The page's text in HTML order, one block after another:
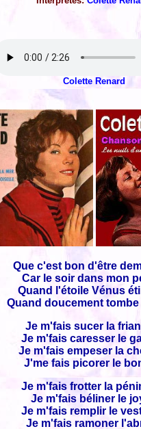
Colette Renard
Que c'est bon d'être
Car le soir dans mon
Quand l'étoile Vénus
Quand doucement tombe
Je m'fais sucer la
Je m'fais caresser le
Je m'fais empeser la
J'me fais picorer le
Je m'fais frotter la
Je m'fais béliner le
Je m'fais remplir le
Je m'fais ramoner